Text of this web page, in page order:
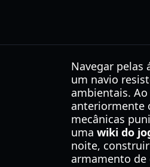
Navegar pelas
um navio
ambientais.
anteriormente
mecânicas
uma wiki do
noite,
armamento de